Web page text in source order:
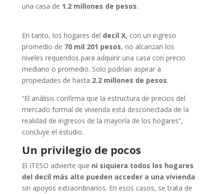
una casa de 1.2 millones de pesos.
En tanto, los hogares del decil X, con un ingreso
promedio de 70 mil 201 pesos, no alcanzan los
niveles requeridos para adquirir una casa con precio
mediano o promedio. Solo podrían aspirar a
propiedades de hasta 2.2 millones de pesos.
“El análisis confirma que la estructura de precios del
mercado formal de vivienda está desconectada de la
realidad de ingresos de la mayoría de los hogares”,
concluye el estudio.
Un privilegio de pocos
El ITESO advierte que ni siquiera todos los hogares
del decil más alto pueden acceder a una vivienda
sin apoyos extraordinarios. En esos casos, se trata de